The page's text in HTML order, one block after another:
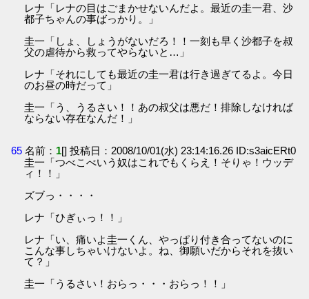
レナ「レナの目はごまかせないんだよ。最近の圭一君、沙
都子ちゃんの事ばっかり。」
圭一「しょ、しょうがないだろ！！一刻も早く沙都子を叔
父の虐待から救ってやらないと…」
レナ「それにしても最近の圭一君は行き過ぎてるよ。今日
のお昼の時だって」
圭一「う、うるさい！！あの叔父は悪だ！排除しなければ
ならない存在なんだ！」
65 名前： 1[] 投稿日：2008/10/01(水) 23:14:16.26 ID:s3aicERt0
圭一「つべこべいう奴はこれでもくらえ！そりゃ！ウッデ
ィ！！」
ズブっ・・・・
レナ「ひぎぃっ！！」
レナ「い、痛いよ圭一くん、やっぱり付き合ってないのに
こんな事しちゃいけないよ。ね、御願いだからそれを抜い
て？」
圭一「うるさい！おらっ・・・おらっ！！」